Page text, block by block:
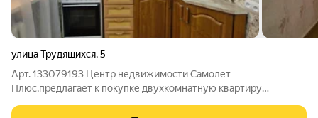
улица Трудящихся,5
Арт. 133079193 Центр недвижимости Самолет
Плюс,предлагает к покупке двухкомнатную квартиру